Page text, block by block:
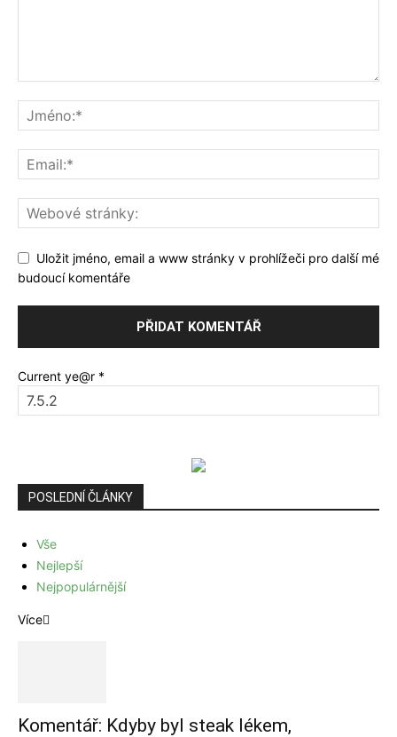
Uložit jméno, email a www stránky v prohlížeči pro další mé
budoucí komentáře
Current ye@r *
POSLEDNÍ ČLÁNKY
Vše
Nejlepší
Nejpopulárnější
Více
Komentář: Kdyby byl steak lékem,